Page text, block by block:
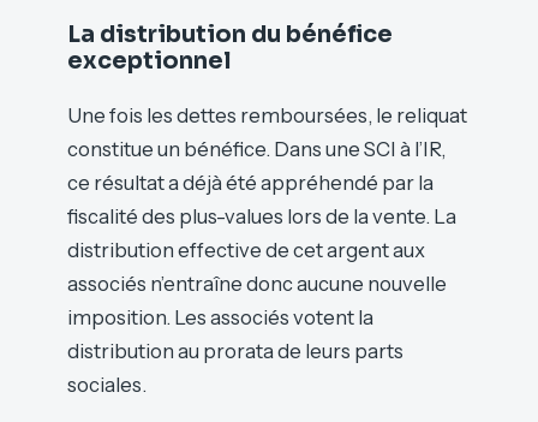
La distribution du bénéfice
exceptionnel
Une fois les dettes remboursées, le reliquat
constitue un bénéfice. Dans une SCI à l’IR,
ce résultat a déjà été appréhendé par la
fiscalité des plus-values lors de la vente. La
distribution effective de cet argent aux
associés n’entraîne donc aucune nouvelle
imposition. Les associés votent la
distribution au prorata de leurs parts
sociales.